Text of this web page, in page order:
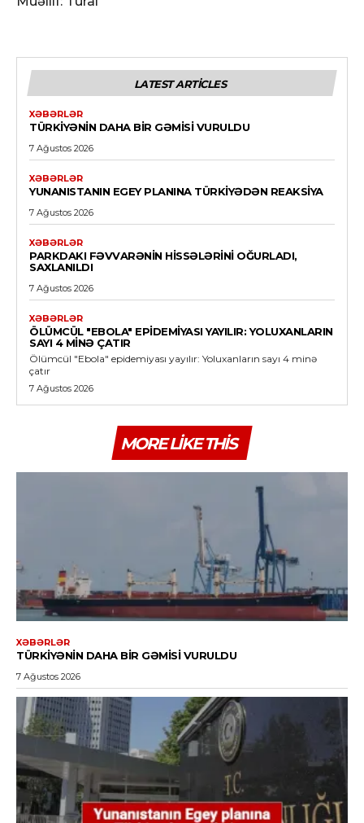
LATEST ARTICLES
XƏBƏRLƏR
TÜRKIYƏNIN DAHA BIR GƏMISI VURULDU
7 Ağustos 2026
XƏBƏRLƏR
YUNANISTANIN EGEY PLANINA TÜRKIYƏDƏN REAKSIYA
7 Ağustos 2026
XƏBƏRLƏR
PARKDAKI FƏVVARƏNIN HISSƏLƏRINI OĞURLADI,
SAXLANILDI
7 Ağustos 2026
XƏBƏRLƏR
ÖLÜMCÜL "EBOLA" EPIDEMIYASI YAYILIR: YOLUXANLARIN
SAYI 4 MINƏ ÇATIR
Ölümcül "Ebola" epidemiyası yayılır: Yoluxanların sayı 4 minə
çatır
7 Ağustos 2026
MORE LIKE THIS
XƏBƏRLƏR
TÜRKIYƏNIN DAHA BIR GƏMISI VURULDU
7 Ağustos 2026